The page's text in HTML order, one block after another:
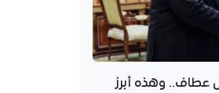
عطاف.. وهذه أبرز